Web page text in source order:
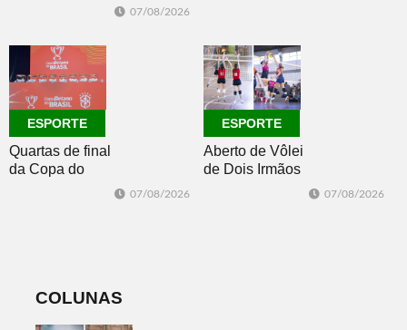
Master 65+
07/08/2026
ESPORTE
Quartas de final
da Copa do
Brasil 2026: veja
07/08/2026
ESPORTE
Aberto de Vôlei
de Dois Irmãos
07/08/2026
COLUNAS